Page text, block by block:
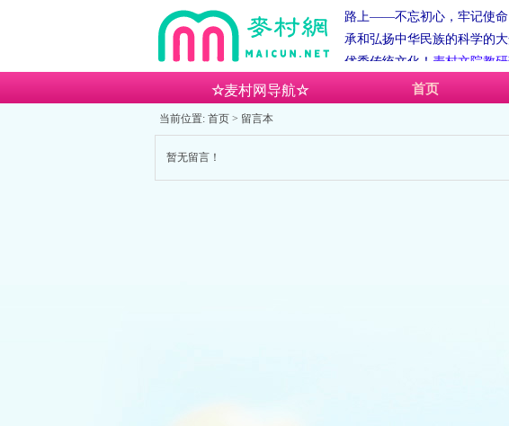
首页
☆麦村网导航☆
路上——不忘初心，牢记使命
承和弘扬中华民族的科学的大
优秀传统文化！
麦村文院 教
麦村文院 麦村
麦村草堂-良山堂）旗下网上
当前位置: 首页 > 留言本
暂无留言！